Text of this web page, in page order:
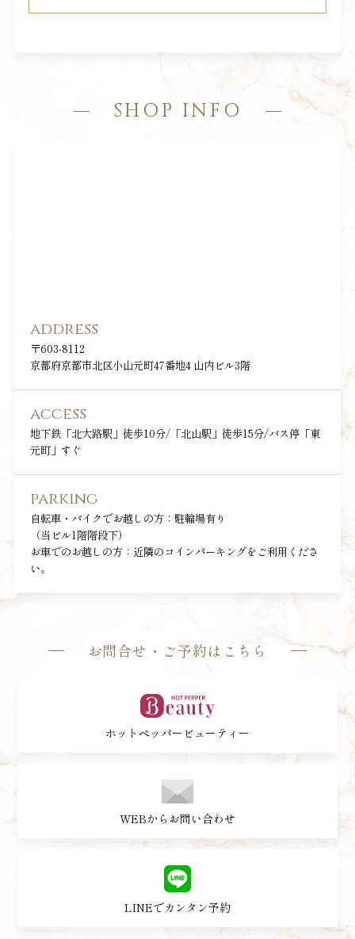
SHOP INFO
address
〒603-8112
京都府京都市北区小山元町47番地4 山内ビル3階
access
地下鉄「北大路駅」徒歩10分/「北山駅」徒歩15分/バス停「東
元町」すぐ
parking
自転車・バイクでお越しの方：駐輪場有り
（当ビル1階階段下）
お車でのお越しの方：近隣のコインパーキングをご利用くださ
い。
お問合せ・ご予約はこちら
ホットペッパービューティー
WEBからお問い合わせ
LINEでカンタン予約